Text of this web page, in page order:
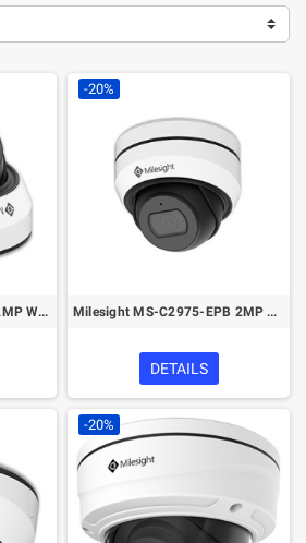
Milesight MS-C2975-PB 2MP Weather-proof Mini Dome Network Camera
-20%
Milesight MS-C2975-EPB 2MP AF Motorized Mini Dome Network Camera
DETAILS
-20%